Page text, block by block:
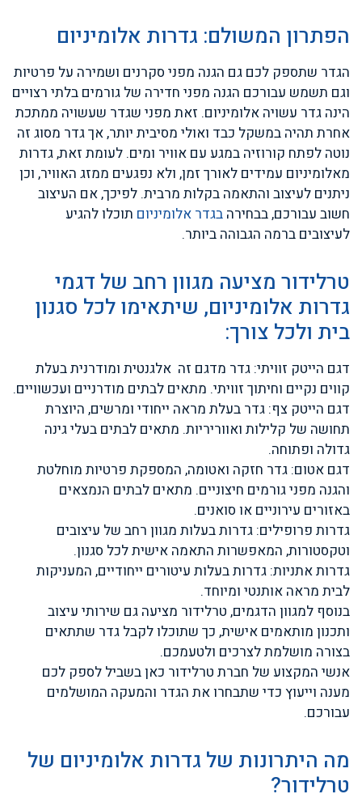
הפתרון המשולם: גדרות אלומיניום
הגדר שתספק לכם גם הגנה מפני סקרנים ושמירה על פרטיות
וגם תשמש עבורכם הגנה מפני חדירה של גורמים בלתי רצויים
הינה גדר עשויה אלומיניום. זאת מפני שגדר שעשויה ממתכת
אחרת תהיה במשקל כבד ואולי מסיבית יותר, אך גדר מסוג זה
נוטה לפתח קורוזיה במגע עם אוויר ומים. לעומת זאת, גדרות
מאלומיניום עמידים לאורך זמן, ולא נפגעים ממזג האוויר, וכן
ניתנים לעיצוב והתאמה בקלות מרבית. לפיכך, אם העיצוב
חשוב עבורכם, בבחירה בגדר אלומיניום תוכלו להגיע
לעיצובים ברמה הגבוהה ביותר.
טרלידור מציעה מגוון רחב של דגמי
גדרות אלומיניום, שיתאימו לכל סגנון
בית ולכל צורך:
דגם הייטק זוויתי: גדר מדגם זה אלגנטית ומודרנית בעלת
קווים נקיים וחיתוך זוויתי. מתאים לבתים מודרניים ועכשוויים.
דגם הייטק צף: גדר בעלת מראה ייחודי ומרשים, היוצרת
תחושה של קלילות ואווריריות. מתאים לבתים בעלי גינה
גדולה ופתוחה.
דגם אטום: גדר חזקה ואטומה, המספקת פרטיות מוחלטת
והגנה מפני גורמים חיצוניים. מתאים לבתים הנמצאים
באזורים עירוניים או סואנים.
גדרות פרופילים: גדרות בעלות מגוון רחב של עיצובים
וטקסטורות, המאפשרות התאמה אישית לכל סגנון.
גדרות אתניות: גדרות בעלות עיטורים ייחודיים, המעניקות
לבית מראה אותנטי ומיוחד.
בנוסף למגוון הדגמים, טרלידור מציעה גם שירותי עיצוב
ותכנון מותאמים אישית, כך שתוכלו לקבל גדר שתתאים
בצורה מושלמת לצרכים ולטעמכם.
אנשי המקצוע של חברת טרלידור כאן בשביל לספק לכם
מענה וייעוץ כדי שתבחרו את הגדר והמעקה המושלמים
עבורכם.
מה היתרונות של גדרות אלומיניום של
טרלידור?